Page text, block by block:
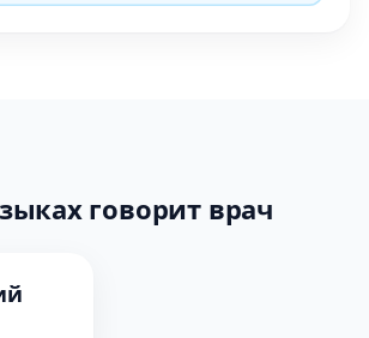
говорит врач